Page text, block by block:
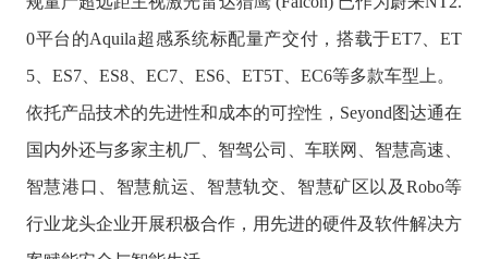
0平台的Aquila超感系统标配量产交付，搭载于ET7、ET
5、ES7、ES8、EC7、ES6、ET5T、EC6等多款车型上。
依托产品技术的先进性和成本的可控性，Seyond图达通在
国内外还与多家主机厂、智驾公司、车联网、智慧高速、
智慧港口、智慧航运、智慧轨交、智慧矿区以及Robo等
行业龙头企业开展积极合作，用先进的硬件及软件解决方